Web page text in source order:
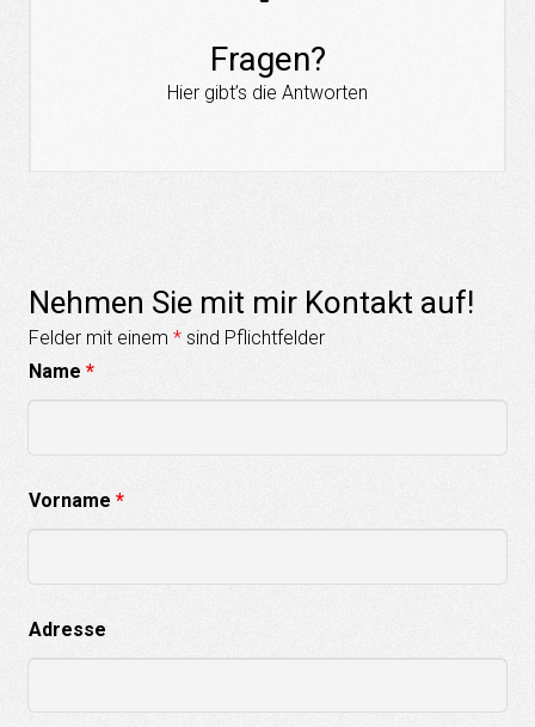
Fragen?
Hier gibt’s die Antworten
Nehmen Sie mit mir Kontakt auf!
Felder mit einem * sind Pflichtfelder
Name *
Vorname *
Adresse